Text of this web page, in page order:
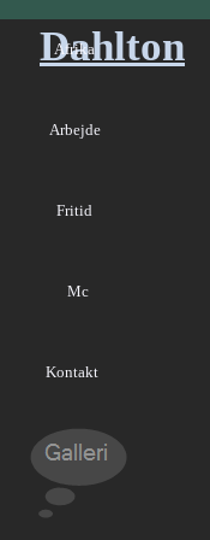
Dahlton
Mc
Fritid
Afrika
Arbejde
Kontakt